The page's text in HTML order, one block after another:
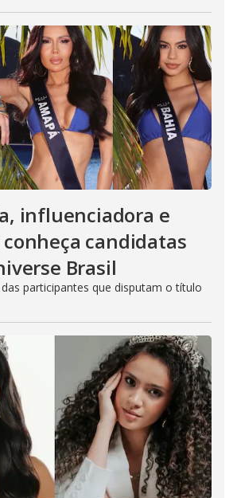
influenciadora e
candidatas
Brasil
participantes que disputam o título